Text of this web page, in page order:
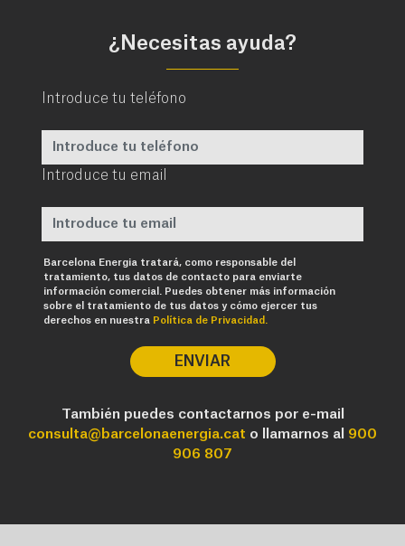
¿Necesitas ayuda?
Introduce tu teléfono
Introduce tu email
Barcelona Energia tratará, como responsable del
tratamiento, tus datos de contacto para enviarte
información comercial. Puedes obtener más información
sobre el tratamiento de tus datos y cómo ejercer tus
derechos en nuestra Política de Privacidad.
ENVIAR
También puedes contactarnos por e-mail
consulta@barcelonaenergia.cat o llamarnos al 900
906 807